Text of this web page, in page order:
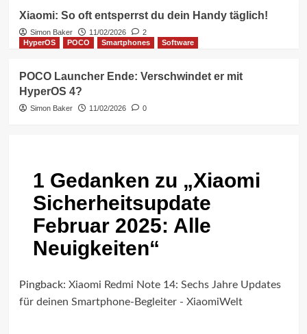
Xiaomi: So oft entsperrst du dein Handy täglich!
Simon Baker 11/02/2026
2
HyperOS
POCO Smartphones Software
POCO Launcher Ende: Verschwindet er mit
HyperOS 4?
Simon Baker 11/02/2026 0
1 Gedanken zu „Xiaomi
Sicherheitsupdate
Februar 2025: Alle
Neuigkeiten“
Pingback: Xiaomi Redmi Note 14: Sechs Jahre Updates
für deinen Smartphone-Begleiter - XiaomiWelt